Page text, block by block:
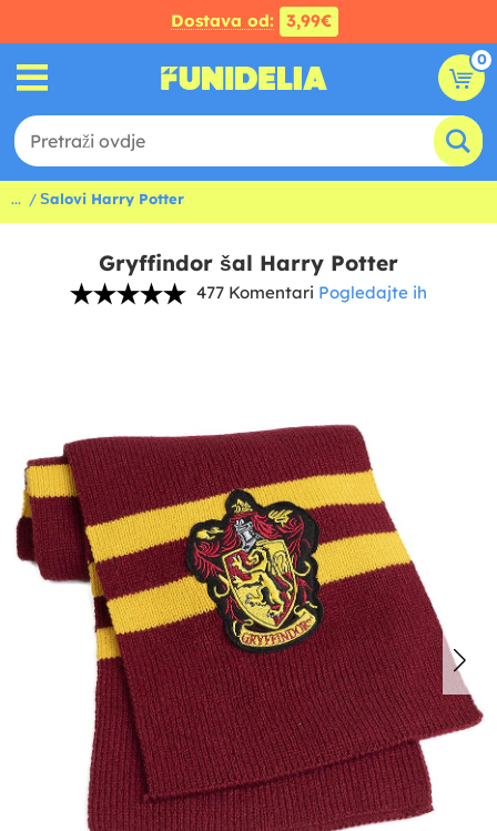
Dostava od: 3,99€
0
... Šalovi Harry Potter
Gryffindor šal Harry Potter
477 Komentari Pogledajte ih